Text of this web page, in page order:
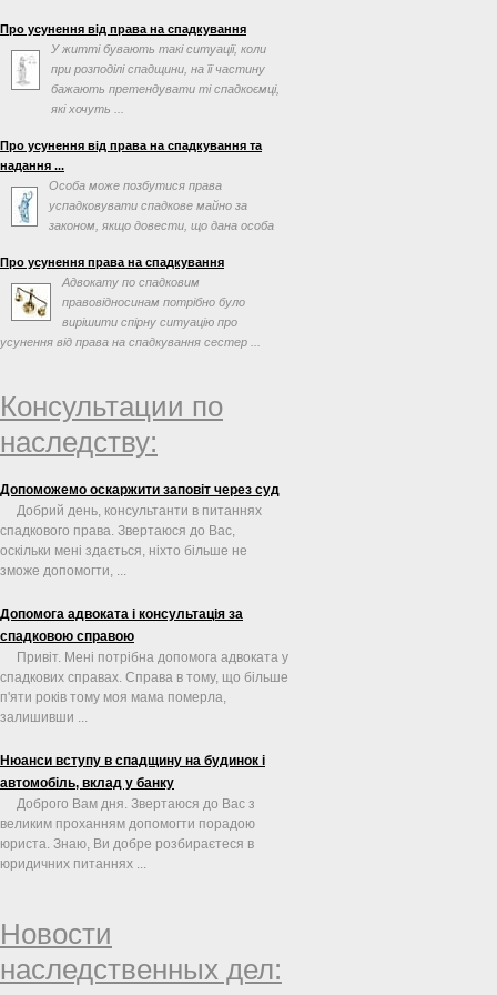
Про усунення від права на спадкування
У житті бувають такі ситуації, коли
при розподілі спадщини, на її частину
бажають претендувати ті спадкоємці,
які хочуть ...
Про усунення від права на спадкування та
надання ...
Особа може позбутися права
успадковувати спадкове майно за
законом, якщо довести, що дана особа
Про усунення права на спадкування
Адвокату по спадковим
правовідносинам потрібно було
вирішити спірну ситуацію про
усунення від права на спадкування сестер ...
Консультации по
наследству:
Допоможемо оскаржити заповіт через суд
Добрий день, консультанти в питаннях
спадкового права. Звертаюся до Вас,
оскільки мені здається, ніхто більше не
зможе допомогти, ...
Допомога адвоката і консультація за
спадковою справою
Привіт. Мені потрібна допомога адвоката у
спадкових справах. Справа в тому, що більше
п'яти років тому моя мама померла,
залишивши ...
Нюанси вступу в спадщину на будинок і
автомобіль, вклад у банку
Доброго Вам дня. Звертаюся до Вас з
великим проханням допомогти порадою
юриста. Знаю, Ви добре розбираєтеся в
юридичних питаннях ...
Новости
наследственных дел: